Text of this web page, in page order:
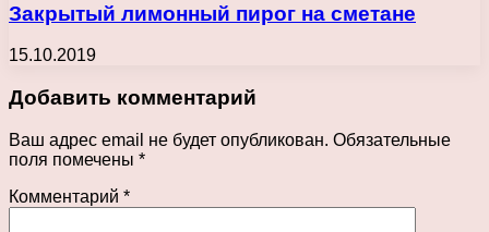
Закрытый лимонный пирог на сметане
15.10.2019
Добавить комментарий
Ваш адрес email не будет опубликован. Обязательные
поля помечены *
Комментарий *